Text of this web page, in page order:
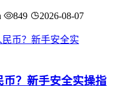
849 2026-08-07
？新手安全实操指